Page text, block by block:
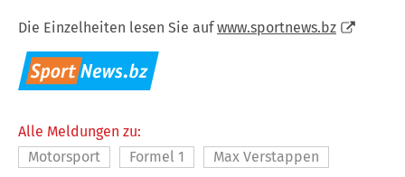
Die Einzelheiten lesen Sie aufwww.sportnews.bz
Alle Meldungen zu:
Motorsport
Formel 1
Max Verstappen